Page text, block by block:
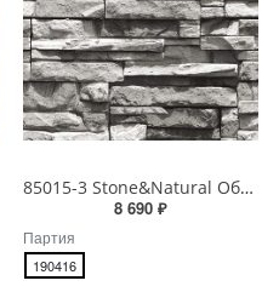
85015-3 Stone&Natural Обои виниловые на бумажной основе 1.06*15.5
8 690 ₽
Партия
190416